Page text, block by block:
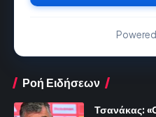
Ροή Ειδήσεων
Τσανάκας: